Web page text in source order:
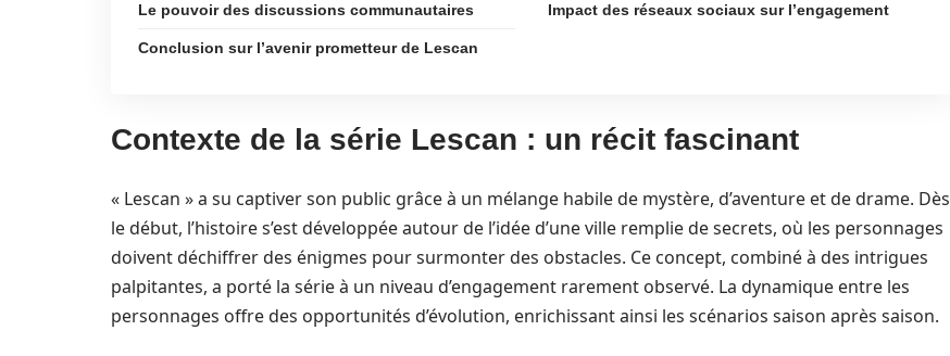
Le pouvoir des discussions communautaires Impact des réseaux sociaux sur l’engagement
Conclusion sur l’avenir prometteur de Lescan
Contexte de la série Lescan : un récit fascinant
« Lescan » a su captiver son public grâce à un mélange habile de mystère, d’aventure et de drame. Dès
le début, l’histoire s’est développée autour de l’idée d’une ville remplie de secrets, où les personnages
doivent déchiffrer des énigmes pour surmonter des obstacles. Ce concept, combiné à des intrigues
palpitantes, a porté la série à un niveau d’engagement rarement observé. La dynamique entre les
personnages offre des opportunités d’évolution, enrichissant ainsi les scénarios saison après saison.